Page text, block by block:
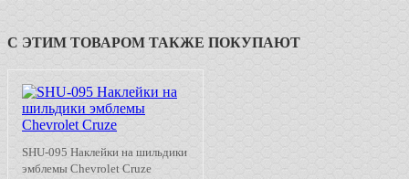
С ЭТИМ ТОВАРОМ ТАКЖЕ ПОКУПАЮТ
SHU-095 Наклейки на шильдики
эмблемы Chevrolet Cruze